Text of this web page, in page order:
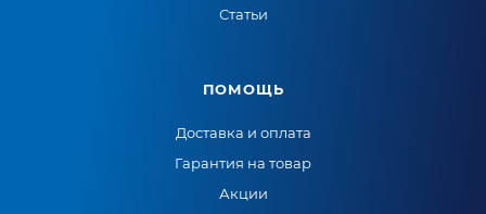
Статьи
ПОМОЩЬ
Доставка и оплата
Гарантия на товар
Акции